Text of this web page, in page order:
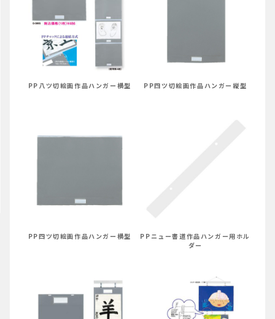
PP八ツ切絵画作品ハンガー横型 PP四ツ切絵画作品ハンガー縦型
PP四ツ切絵画作品ハンガー横型
PPニュー書道作品ハンガー用ホル
ダー